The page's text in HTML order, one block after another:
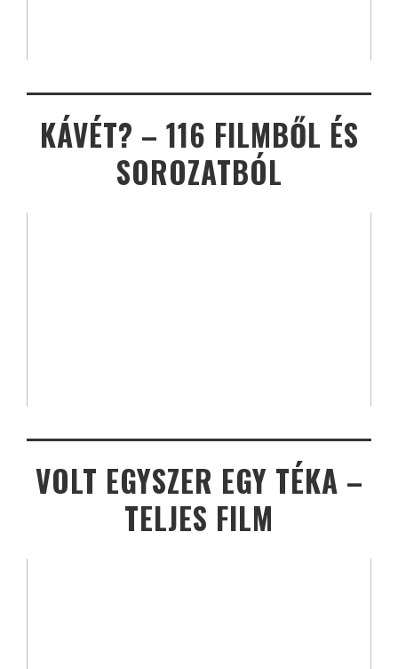
KÁVÉT? – 116 FILMBŐL ÉS
SOROZATBÓL
VOLT EGYSZER EGY TÉKA –
TELJES FILM